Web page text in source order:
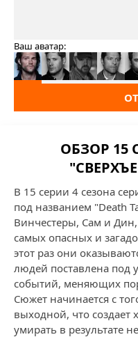
Ваш аватар:
ОБЗОР 15
В 15 серии 4 сезона
под названием "Death
Винчестеры, Сам и
самых опасных и
этот раз они
людей поставлена под
событий, меняющих
Сюжет начинается с
выходной, что
умирать в результате